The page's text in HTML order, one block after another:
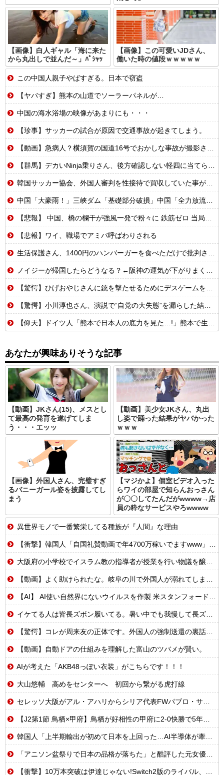
【画像】白人ギャル「海に来た
から丸出しで並んだ～」ﾊﾟｼｬｯ
【画像】この可愛いJDさん、
働いた時の値段ｗｗｗｗｗ
この中国人親子やばすぎる。日本で窃盗
【ヤバすぎ】熊本の山道でソーラーパネルが…
中国の海水浴場の映像があまりにも・・・
【珍事】サッカーの試合が原因で交通事故が起きてしまう。
【動画】急病人？横須賀の国道16号でおかしな事故が撮影される。
【群馬】デカいNinja乗りさん、後方確認しない軽四に当てられてしまう。
韓国サッカー協会、外国人審判を性接待で買収していた事が判明
中国「大豪雨！」三峡ダム「基礎部分破損」中国「全力放流！」台風13号「中国上陸予測」台風15号「中国接近（画像」中国「台風同時上陸！（穀物生産が壊滅危機」→
【悲報】 中国、橋の欄干が強風一発で粉々に 鉄筋ゼロ 当局「接着剤でくっつけただけ」「正常で、品質問題はない」
【悲報】ワイ、職場でアミバ呼ばわりされる
生活保護さん、1400円のハンバーガーを食べただけで批判される
ノイジーが帰国したらどうなる？←阪神の運気が下がりまくるやろな
【驚愕】ひげおやじさんに銃を撃たせるためにデスゲームを開催するはりーシ
【驚愕】小川淳也さん、演説で“自党の大失態”を漏らした結果→党からブチギレられるwwwww
【仰天】ドイツ人「熊本で日本人の底力を見た…!」熊本で生まれて初めて震度7の大地震を経験したドイツ人。直後、日本人たちの行動に衝撃を受けてしまう…
あなたが興味ありそうな記事
【動画】JKさん(15)、メスとし
て最高の発育を遂げてしま
う・・・エッッ
【動画】美少女JKさん、丸出
し姿で踊った結果がヤバかった
ｗｗｗ
【画像】外国人さん、完璧すぎ
るバニーガール姿を披露してし
まう
【マジかよ】個室ビデオ入った
らワイの部屋で知らんおっさん
が〇〇してたんだがwwww→店
員の粋なサービスやろwwww
異世界モノで一番繁栄してる種族が『人間』な理由
【衝撃】韓国人「自国礼賛動画で年4700万稼いでますwww」→海外の反応ch運営の秘密…
大阪府の小学校でイスラム教の指導者が授業を行い物議を醸す！ #大阪 #イスラム教 #モスク
【動画】よく助けられたな。岐阜の川で外国人が溺れてしまう事故。
【AI】 AI使い自然界にないウイルスを作製 米スタンフォード大学が成果発表
イケてる人は皆長ズボン履いてる。暑い中でも我慢して長ズボン履いてる。半ズボンはモテ無い。厳しいって
【驚愕】コレが周来友の正体です。外国人の強制送還の裏話を聞いて鳥肌が立ちました…
【動画】自動ドアの仕組みを理解した富山のツバメが賢い。
AIが考えた「AKB48っぽい衣装」がこちらです！！！
大山悠輔 高めをセンターへ 初回から繋がる虎打線
セレッソ大阪がアル・アハリからシリア代表FWパブロ・サバックを獲得へ 2025年のKリーグ得点王
【J2第1節 鳥栖×甲府】鳥栖が好相性の甲府に2-0快勝で5年ぶり開幕白星！田中雄大は古巣に恩返しPK弾
韓国人「上半期輸出が初めて日本を上回った…AI半導体が牽引で今年も4位狙える」
「アニソン盆祭りで日本の品格が落ちた」と酷評した元女優、「あんたが品格を語るのかよ！」と総ツッコミを食らってしまい……
【衝撃】10万本突破は伊達じゃない!Switch2版のライバル、まさかのSwitch版だったw